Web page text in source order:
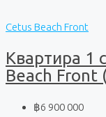
Cetus Beach Front
Квартира 1
Beach Front
฿6 900 000